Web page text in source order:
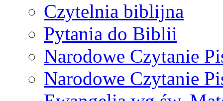
Czytelnia biblijna
Pytania do Biblii
Narodowe Czytanie
Narodowe Czytanie